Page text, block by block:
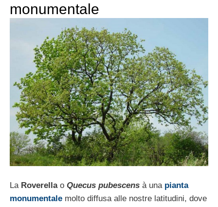
monumentale
La Roverellao Quecus pubescens à una pianta
monumentale molto diffusa alle nostre latitudini, dove